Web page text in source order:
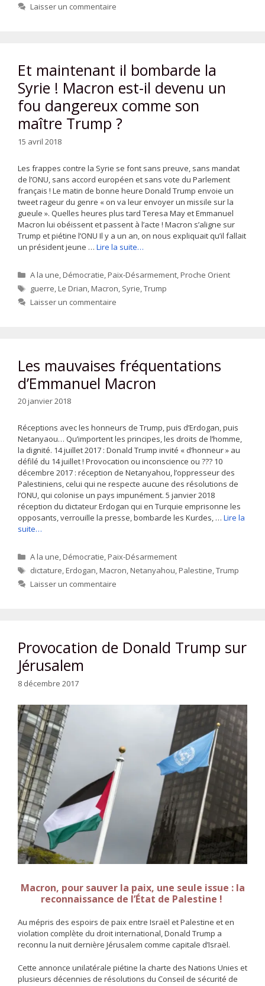
Laisser un commentaire
Et maintenant il bombarde la
Syrie ! Macron est-il devenu un
fou dangereux comme son
maître Trump ?
15 avril 2018
Les frappes contre la Syrie se font sans preuve, sans mandat
de l’ONU, sans accord européen et sans vote du Parlement
français ! Le matin de bonne heure Donald Trump envoie un
tweet rageur du genre « on va leur envoyer un missile sur la
gueule ». Quelles heures plus tard Teresa May et Emmanuel
Macron lui obéissent et passent à l’acte ! Macron s’aligne sur
Trump et piétine l’ONU Il y a un an, on nous expliquait qu’il fallait
un président jeune … Lire la suite…
Catégories
A la une,Démocratie,Paix-Désarmement,Proche Orient
Étiquettes
guerre,Le Drian,Macron, Syrie,Trump
Laisser un commentaire
Les mauvaises fréquentations
d’Emmanuel Macron
20 janvier 2018
Réceptions avec les honneurs de Trump, puis d’Erdogan, puis
Netanyaou… Qu’importent les principes, les droits de l’homme,
la dignité. 14 juillet 2017 : Donald Trump invité « d’honneur » au
défilé du 14 juillet ! Provocation ou inconscience ou ??? 10
décembre 2017 : réception de Netanyahou, l’oppresseur des
Palestiniens, celui qui ne respecte aucune des résolutions de
l’ONU, qui colonise un pays impunément. 5 janvier 2018
réception du dictateur Erdogan qui en Turquie emprisonne les
opposants, verrouille la presse, bombarde les Kurdes, … Lire la
suite…
Catégories
A la une,Démocratie,Paix-Désarmement
Étiquettes
dictature,Erdogan,Macron,Netanyahou,Palestine,Trump
Laisser un commentaire
Provocation de Donald Trump sur
Jérusalem
8 décembre 2017
Macron, pour sauver la paix, une seule issue : la
reconnaissance de l’État de Palestine !
Au mépris des espoirs de paix entre Israël et Palestine et en
violation complète du droit international, Donald Trump a
reconnu la nuit dernière Jérusalem comme capitale d’Israël.
Cette annonce unilatérale piétine la charte des Nations Unies et
plusieurs décennies de résolutions du Conseil de sécurité de